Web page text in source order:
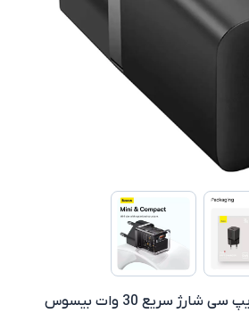
شارژر دیواری استوک تایپ سی شارژ سریع 30 وات بیسوس